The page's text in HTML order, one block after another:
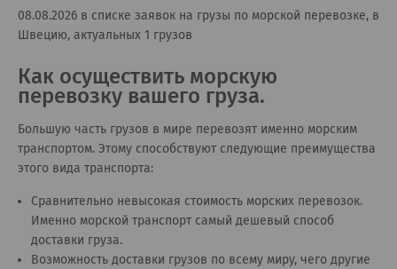
08.08.2026 в списке заявок на грузы по морской перевозке, в
Швецию, актуальных 1 грузов
Как осуществить морскую
перевозку вашего груза.
Большую часть грузов в мире перевозят именно морским
транспортом. Этому способствуют следующие преимущества
этого вида транспорта:
Сравнительно невысокая стоимость морских перевозок.
Именно морской транспорт самый дешевый способ
доставки груза.
Возможность доставки грузов по всему миру, чего другие